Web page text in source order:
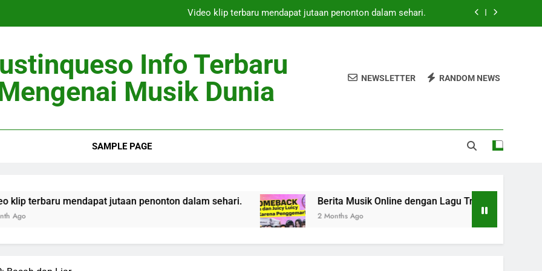
Video klip terbaru mendapat jutaan penonton dalam sehari.
Artis Top Dunia Rilis Lagu Baru Mei 2026 Heboh Global
Penyanyi Pendatang Baru Curi Perhatian Pecinta Musik
Info Terbaru
Musik Dunia
NEWSLETTER RANDOM NEWS
SAMPLE PAGE
mendapat jutaan penonton dalam sehari. Berita Musik Online dengan Lagu Trending Masa Kini
2 Months Ago